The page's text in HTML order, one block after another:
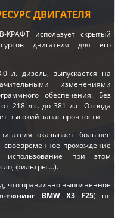
ДВИГАТЕЛЯ
использует скрытый
двигателя для его
л. дизель, выпускается на
изменениями
обеспечения. Без
218 л.с. до 381 л.с. Отсюда
высокий запас прочности.
оказывает большее
своевременное прохождение
использование при этом
фильтры….).
что правильно выполненное
тюнинг BMW X3 F25) не